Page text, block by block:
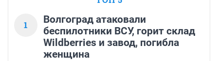
1
Волгоград атаковали
беспилотники ВСУ, горит склад
Wildberries и завод, погибла
женщина